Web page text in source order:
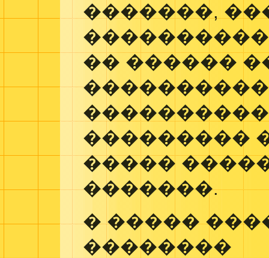
�������,
�� ������
���������
�����
�������.
� �����
��������